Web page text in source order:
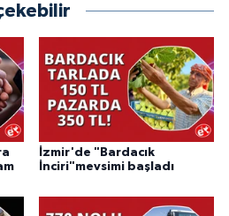
İzmir'de "Bardacık
İnciri"mevsimi başladı